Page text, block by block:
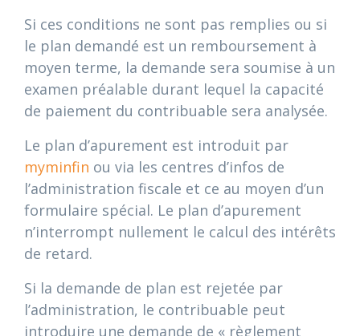
Si ces conditions ne sont pas remplies ou si
le plan demandé est un remboursement à
moyen terme, la demande sera soumise à un
examen préalable durant lequel la capacité
de paiement du contribuable sera analysée.
Le plan d’apurement est introduit par
myminfin ou via les centres d’infos de
l’administration fiscale et ce au moyen d’un
formulaire spécial. Le plan d’apurement
n’interrompt nullement le calcul des intérêts
de retard.
Si la demande de plan est rejetée par
l’administration, le contribuable peut
introduire une demande de « règlement